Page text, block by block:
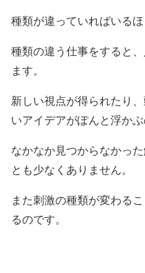
種類が違っていればいるほ
種類の違う仕事をすると
ます。
新しい視点が得られたり
いアイデアがぽんと浮かぶ
なかなか見つからなかっ
とも少なくありません。
また刺激の種類が変わる
るのです。